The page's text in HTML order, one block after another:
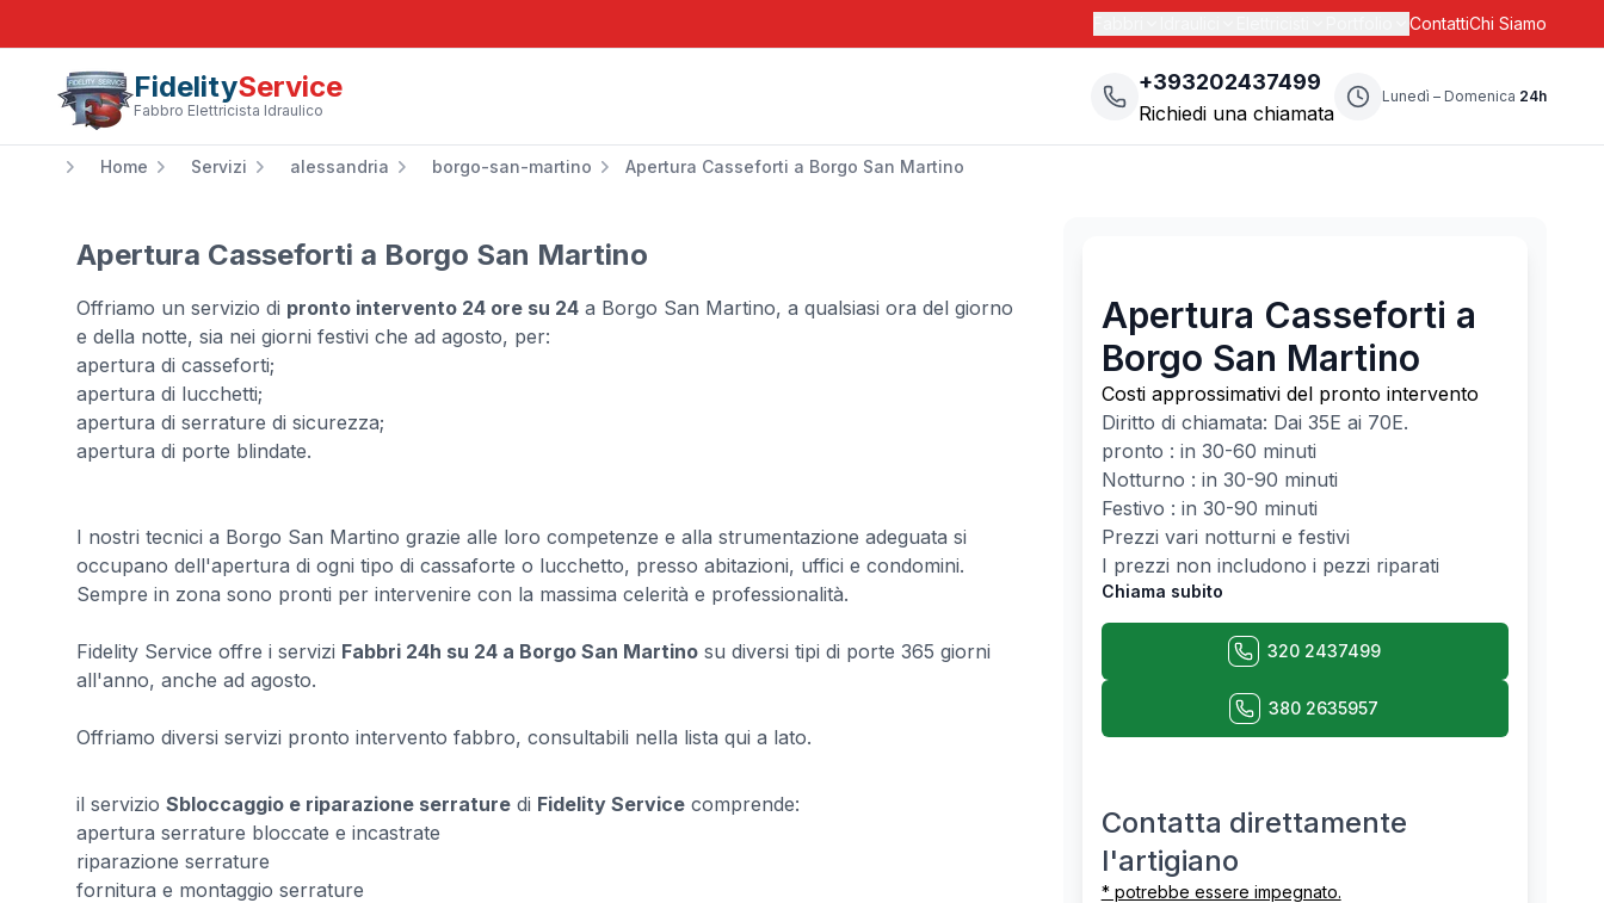
ContattiChi Siamo
FidelityService
Fabbro Elettricista Idraulico
+393202437499
Richiedi una chiamata
Lunedì – Domenica 24h
Home Servizi alessandria borgo-san-martino Apertura Casseforti a Borgo San Martino
Apertura Casseforti a Borgo San Martino
Offriamo un servizio di pronto intervento 24 ore su 24 a Borgo San Martino, a qualsiasi ora del giorno
e della notte, sia nei giorni festivi che ad agosto, per:
apertura di casseforti;
apertura di lucchetti;
apertura di serrature di sicurezza;
apertura di porte blindate.
I nostri tecnici a Borgo San Martino grazie alle loro competenze e alla strumentazione adeguata si
occupano dell'apertura di ogni tipo di cassaforte o lucchetto, presso abitazioni, uffici e condomini.
Sempre in zona sono pronti per intervenire con la massima celerità e professionalità.
Fidelity Service offre i servizi Fabbri 24h su 24 a Borgo San Martino su diversi tipi di porte 365 giorni
all'anno, anche ad agosto.
Offriamo diversi servizi pronto intervento fabbro, consultabili nella lista qui a lato.
il servizio Sbloccaggio e riparazione serrature di Fidelity Service comprende:
apertura serrature bloccate e incastrate
riparazione serrature
fornitura e montaggio serrature
Apertura Casseforti a
Borgo San Martino
Costi approssimativi del pronto intervento
Diritto di chiamata: Dai 35E ai 70E.
pronto : in 30-60 minuti
Notturno : in 30-90 minuti
Festivo : in 30-90 minuti
Prezzi vari notturni e festivi
I prezzi non includono i pezzi riparati
Chiama subito
320 2437499
380 2635957
Contatta direttamente
l'artigiano
* potrebbe essere impegnato.